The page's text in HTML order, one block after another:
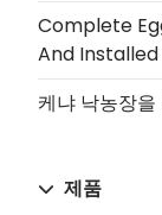
Complete
And
케냐 낙농장
제품